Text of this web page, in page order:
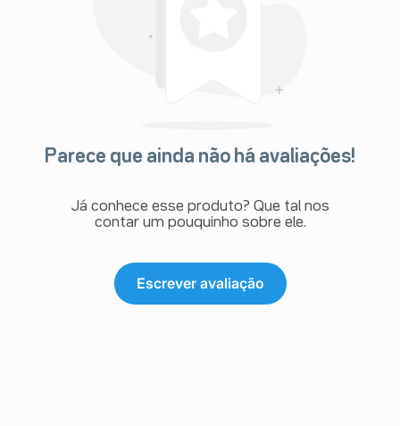
Parece que ainda não há avaliações!
Já conhece esse produto? Que tal nos
contar um pouquinho sobre ele.
Escrever avaliação